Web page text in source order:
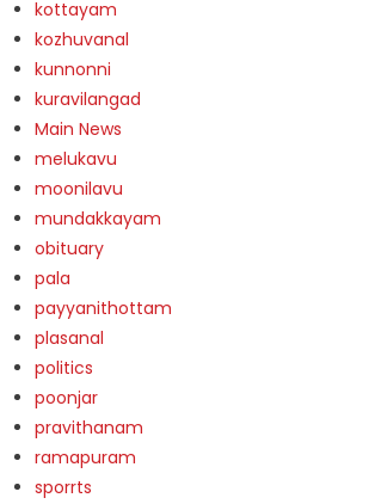
kottayam
kozhuvanal
kunnonni
kuravilangad
Main News
melukavu
moonilavu
mundakkayam
obituary
pala
payyanithottam
plasanal
politics
poonjar
pravithanam
ramapuram
sporrts